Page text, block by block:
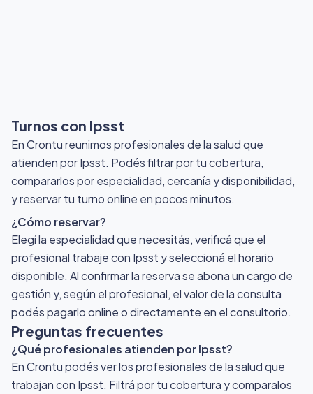
Turnos con Ipsst
En Crontu reunimos profesionales de la salud que
atienden por Ipsst. Podés filtrar por tu cobertura,
compararlos por especialidad, cercanía y disponibilidad,
y reservar tu turno online en pocos minutos.
¿Cómo reservar?
Elegí la especialidad que necesitás, verificá que el
profesional trabaje con Ipsst y seleccioná el horario
disponible. Al confirmar la reserva se abona un cargo de
gestión y, según el profesional, el valor de la consulta
podés pagarlo online o directamente en el consultorio.
Preguntas frecuentes
¿Qué profesionales atienden por Ipsst?
En Crontu podés ver los profesionales de la salud que
trabajan con Ipsst. Filtrá por tu cobertura y comparalos